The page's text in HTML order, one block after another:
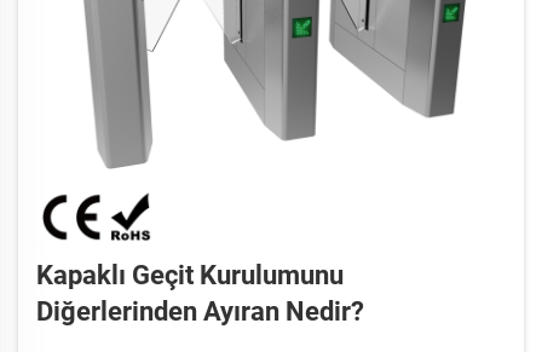
Kapaklı Geçit Kurulumunu
Diğerlerinden Ayıran Nedir?